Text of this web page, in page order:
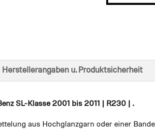
SL-Klasse 2001 bis 2011 | R230 | .
aus Hochglanzgarn oder einer
Herstellerangaben u. Produktsicherheit